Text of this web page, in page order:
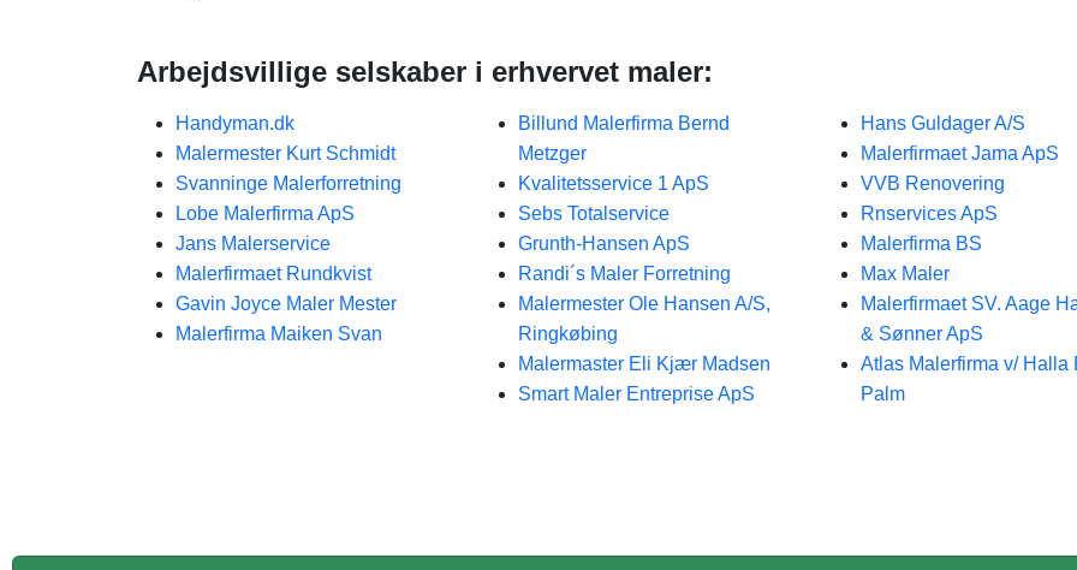
Arbejdsvillige selskaber i erhvervet maler:
Handyman.dk
Malermester Kurt Schmidt
Svanninge Malerforretning
Lobe Malerfirma ApS
Jans Malerservice
Malerfirmaet Rundkvist
Gavin Joyce Maler Mester
Malerfirma Maiken Svan
Billund Malerfirma Bernd
Metzger
Kvalitetsservice 1 ApS
Sebs Totalservice
Grunth-Hansen ApS
Randi´s Maler Forretning
Malermester Ole Hansen A/S,
Ringkøbing
Malermaster Eli Kjær Madsen
Smart Maler Entreprise ApS
Hans Guldager A/S
Malerfirmaet Jama ApS
VVB Renovering
Rnservices ApS
Malerfirma BS
Max Maler
Malerfirmaet SV. Aage
& Sønner ApS
Atlas Malerfirma v/ Halla
Palm